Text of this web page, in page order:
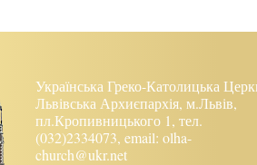
Українська Греко-Католицька
Львівська Архиєпархія, м.Львів,
пл.Кропивницького 1, тел.
(032)2334073, email:olha-
church@ukr.net